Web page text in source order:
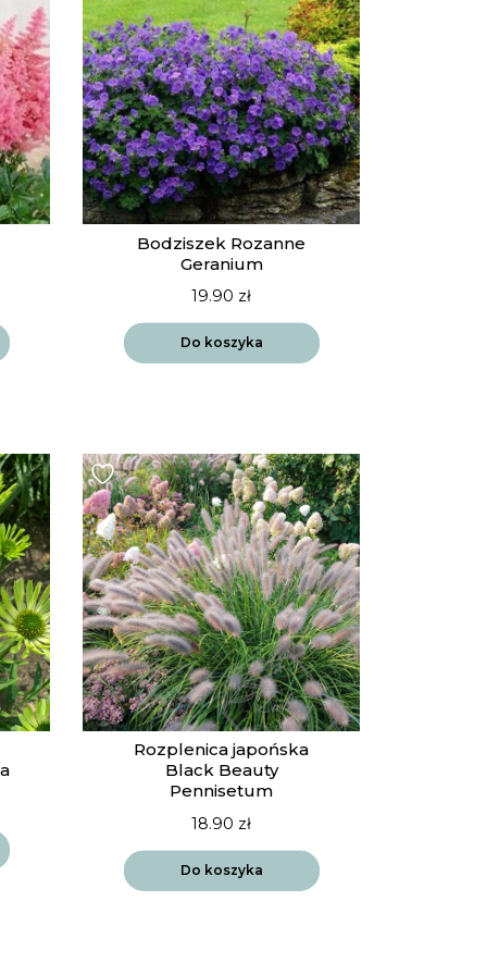
Bodziszek Rozanne
Geranium
19.90 zł
Do koszyka
Rozplenica japońska
Black Beauty
Pennisetum
18.90 zł
Do koszyka